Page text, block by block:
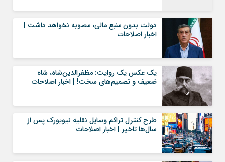
دولت بدون منبع مالی، مصوبه نخواهد داشت |
اخبار اصلاحات
یک عکس یک روایت: مظفرالدین‌شاه، شاه
ضعیف و تصمیم‌های سخت! | اخبار اصلاحات
طرح کنترل تراکم وسایل نقلیه نیویورک پس از
سال‌ها تاخیر | اخبار اصلاحات